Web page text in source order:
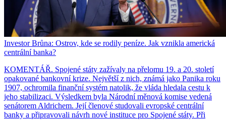
Investor Brůna: Ostrov, kde se rodily peníze. Jak vznikla americká
centrální banka?
KOMENTÁŘ. Spojené státy zažívaly na přelomu 19. a 20. století
opakované bankovní krize. Největší z nich, známá jako Panika roku
1907, ochromila finanční systém natolik, že vláda hledala cestu k
jeho stabilizaci. Výsledkem byla Národní měnová komise vedená
senátorem Aldrichem. Její členové studovali evropské centrální
banky a připravovali návrh nové instituce pro Spojené státy. Při